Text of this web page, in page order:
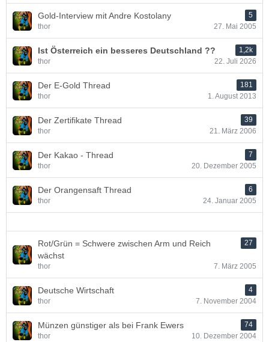
Gold-Interview mit Andre Kostolany
5
thor
27. Mai 2005
Ist Österreich ein besseres Deutschland ??
1,2k
thor
22. Juli 2026
Der E-Gold Thread
181
thor
1. August 2013
Der Zertifikate Thread
39
thor
21. März 2006
Der Kakao - Thread
7
thor
20. Dezember 2005
Der Orangensaft Thread
6
thor
24. Januar 2005
Rot/Grün = Schwere zwischen Arm und Reich
wächst
27
thor 7. März 2005
Deutsche Wirtschaft
4
thor
7. November 2004
Münzen günstiger als bei Frank Ewers
74
thor
10. Dezember 2004